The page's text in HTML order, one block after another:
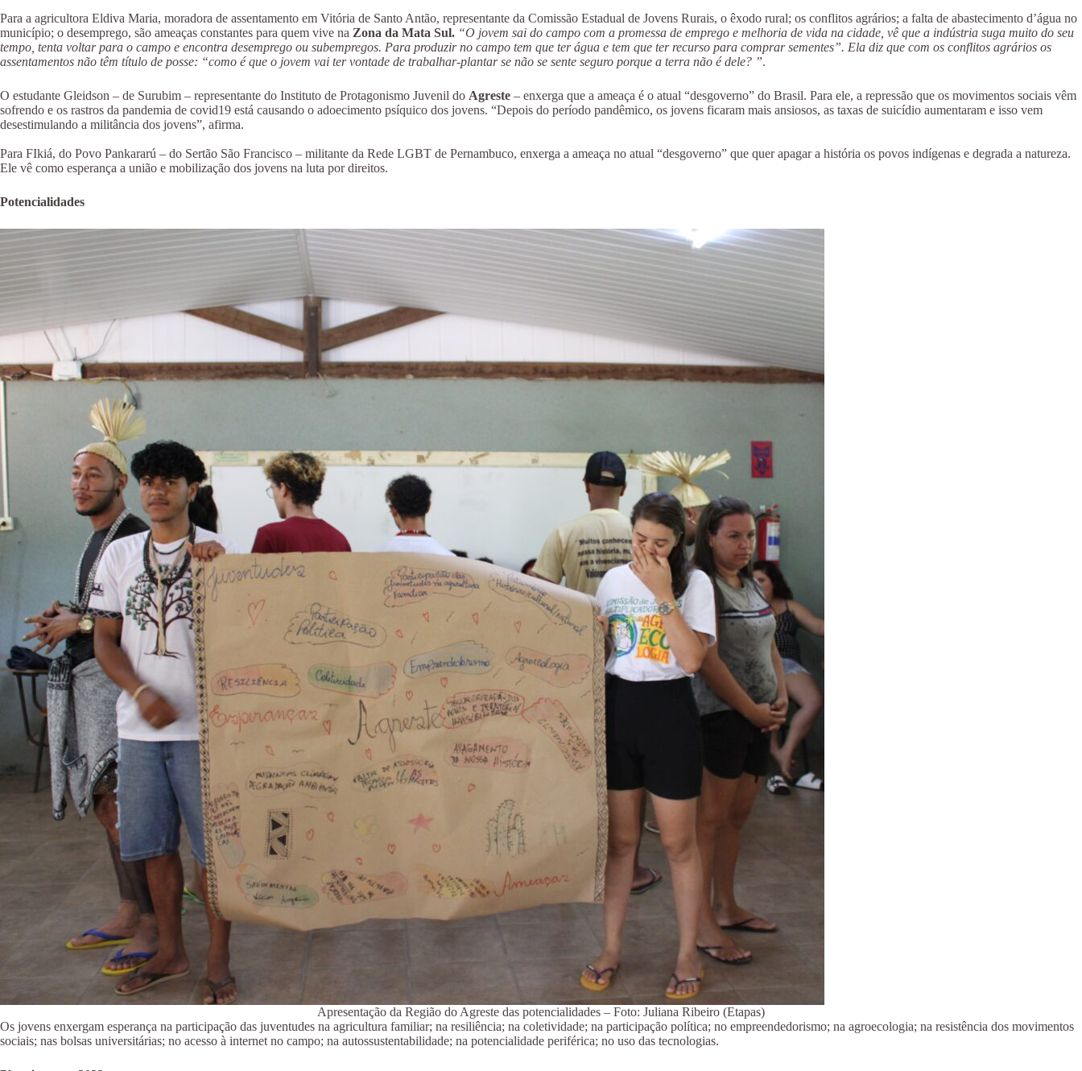
Para a agricultora Eldiva Maria, moradora de assentamento em Vitória de Santo Antão, representante da Comissão Estadual de Jovens Rurais, o êxodo rural; os conflitos agrários; a falta de abastecimento d’água no
município; o desemprego, são ameaças constantes para quem vive na Zona da Mata Sul. “O jovem sai do campo com a promessa de emprego e melhoria de vida na cidade, vê que a indústria suga muito do seu
tempo, tenta voltar para o campo e encontra desemprego ou subempregos. Para produzir no campo tem que ter água e tem que ter recurso para comprar sementes”. Ela diz que com os conflitos agrários os
assentamentos não têm título de posse: “como é que o jovem vai ter vontade de trabalhar-plantar se não se sente seguro porque a terra não é dele? ”.
O estudante Gleidson – de Surubim – representante do Instituto de Protagonismo Juvenil do Agreste – enxerga que a ameaça é o atual “desgoverno” do Brasil. Para ele, a repressão que os movimentos sociais vêm
sofrendo e os rastros da pandemia de covid19 está causando o adoecimento psíquico dos jovens. “Depois do período pandêmico, os jovens ficaram mais ansiosos, as taxas de suicídio aumentaram e isso vem
desestimulando a militância dos jovens”, afirma.
Para FIkiá, do Povo Pankararú – do Sertão São Francisco – militante da Rede LGBT de Pernambuco, enxerga a ameaça no atual “desgoverno” que quer apagar a história os povos indígenas e degrada a natureza.
Ele vê como esperança a união e mobilização dos jovens na luta por direitos.
Potencialidades
Apresentação da Região do Agreste das potencialidades – Foto: Juliana Ribeiro (Etapas)
Os jovens enxergam esperança na participação das juventudes na agricultura familiar; na resiliência; na coletividade; na participação política; no empreendedorismo; na agroecologia; na resistência dos movimentos
sociais; nas bolsas universitárias; no acesso à internet no campo; na autossustentabilidade; na potencialidade periférica; no uso das tecnologias.